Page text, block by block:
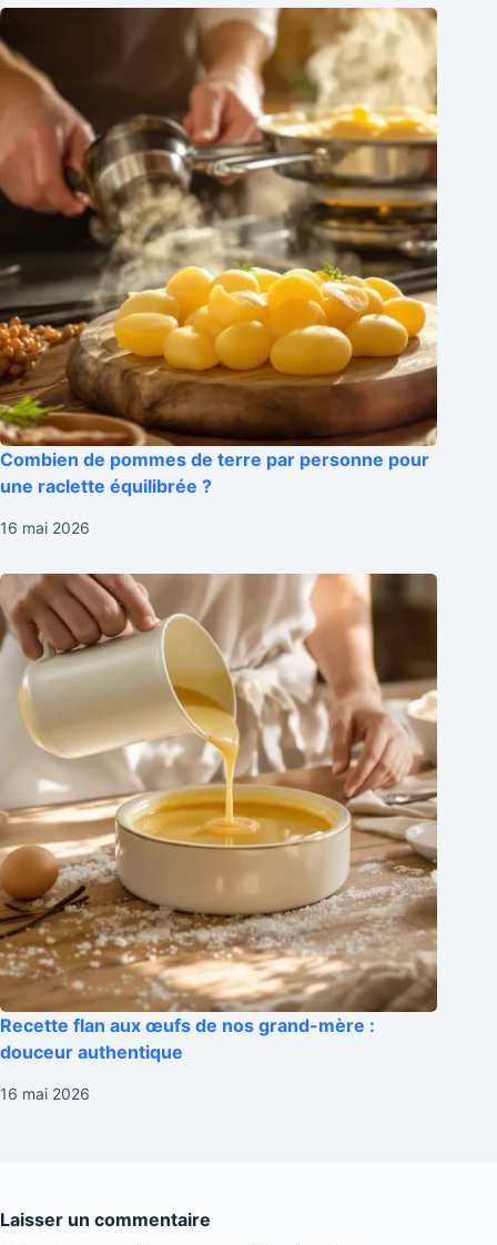
Combien de pommes de terre par personne pour
une raclette équilibrée ?
16 mai 2026
Recette flan aux œufs de nos grand-mère :
douceur authentique
16 mai 2026
Laisser un commentaire